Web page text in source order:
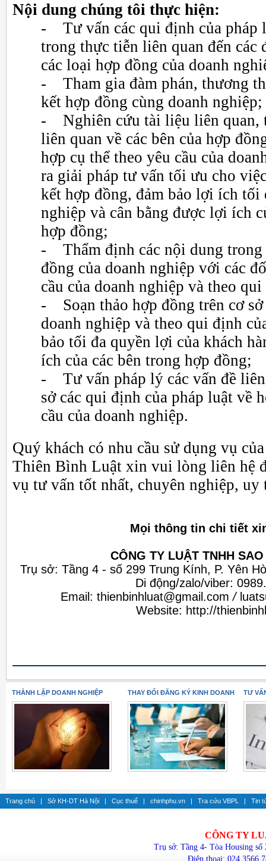
Nội dung chúng tôi thực hiện:
- Tư vấn các qui định của pháp
trong thực tiễn liên quan đến các
các loại hợp đồng của doanh
- Tham gia đàm phán, thương
kết hợp đồng cùng doanh nghiệp;
- Nghiên cứu tài liệu liên quan,
liên quan về các bên của hợp
hợp cụ thể theo yêu cầu của
ra giải pháp tư vấn tối ưu cho
kết hợp đồng, đảm bảo lợi ích tối
nghiệp và cân bằng được lợi ích
hợp đồng;
- Thẩm định các nội dung trong
đồng của doanh nghiệp với các
cầu của doanh nghiệp và theo
- Soạn thảo hợp đồng trên cơ sở
doanh nghiệp và theo qui định
bảo tối đa quyền lợi của khách
ích của các bên trong hợp đồng;
- Tư vấn pháp lý các vấn đề liên
sở các qui định của pháp luật về
cầu của doanh nghiệp.
Quý khách có nhu cầu sử dụng vụ
Thiên Bình Luật xin vui lòng liên hệ
vụ tư vấn tốt nhất, chuyên nghiệp, uy
Mọi thông tin chi tiết
CÔNG TY LUẬT TNHH
Trụ sở: Tầng 4 - số 299 Trung Kính, P. Yên
Di động/zalo/viber:
Email: thienbinhluat@gmail.com /
Website: http://
THÀNH LẬP DOANH NGHIỆP THAY ĐỔI ĐĂNG KÝ KINH DOANH TƯ
Trang chủ | Sở KH-DT Hà Nội | Cục thuế | chinhphu.vn | Tra cứu VBPL | Tin
CÔNG TY
Trụ sở: Tầng 4- Tòa Housing
Điện thoại: